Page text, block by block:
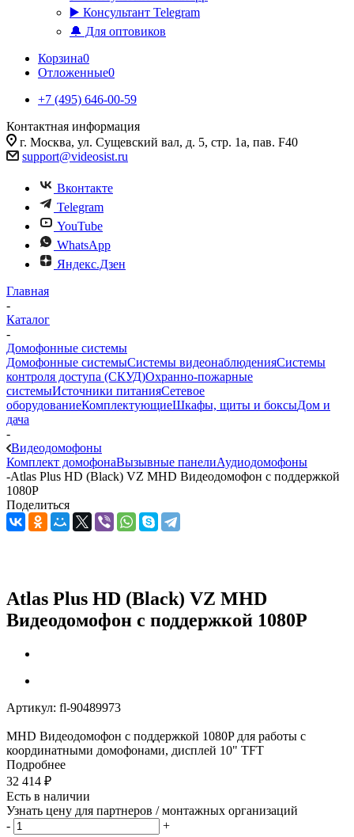
▶️ Консультант Telegram
🔔 Для оптовиков
Корзина0
Отложенные0
+7 (495) 646-00-59
Контактная информация
г. Москва, ул. Сущевский вал, д. 5, стр. 1а, пав. F40
support@videosist.ru
Вконтакте
Telegram
YouTube
WhatsApp
Яндекс.Дзен
Главная
-
Каталог
-
Домофонные системы
Домофонные системыСистемы видеонаблюденияСистемы
контроля доступа (СКУД)Охранно-пожарные
системыИсточники питанияСетевое
оборудованиеКомплектующиеШкафы, щиты и боксыДом и
дача
-
Видеодомофоны
Комплект домофонаВызывные панелиАудиодомофоны
-Atlas Plus HD (Black) VZ MHD Видеодомофон c поддержкой
1080P
Поделиться
Atlas Plus HD (Black) VZ MHD
Видеодомофон c поддержкой 1080P
Артикул: fl-90489973
MHD Видеодомофон c поддержкой 1080P для работы с
координатными домофонами, дисплей 10" TFT
Подробнее
32 414 ₽
Есть в наличии
Узнать цену для партнеров / монтажных организаций
-
+